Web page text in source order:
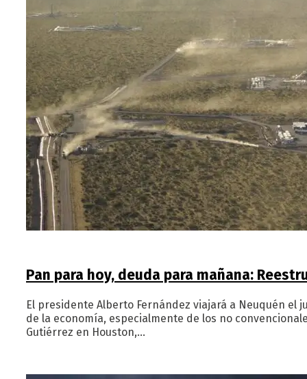
Pan para hoy, deuda para mañana:
El presidente Alberto Fernández viajará a Neuquén
de la economía, especialmente de los no
Gutiérrez en Houston,…